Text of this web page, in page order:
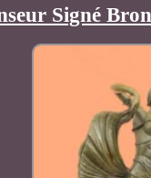
Signé